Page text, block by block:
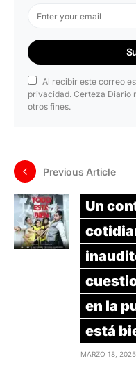
Al recibir este correo
privacidad. Certeza Diario
otros fines.
Previous Article
Un
en la
está
MARZO 18, 2025